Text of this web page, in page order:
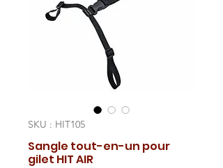
SKU : HIT105
Sangle tout-en-un pour
gilet HIT AIR